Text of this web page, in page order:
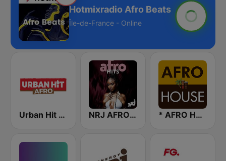
Hotmixradio Afro Beats
Île-de-France - Online
Urban Hit Afro NRJ AFRO HITS * AFRO HOUSE